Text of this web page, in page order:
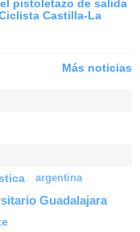
pistoletazo de salida
Castilla-La
Más noticias
argentina
Guadalajara